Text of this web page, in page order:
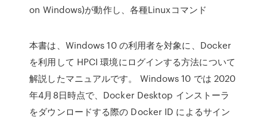
on Windows)が動作し、各種Linuxコマンド
本書は、Windows 10 の利用者を対象に、Docker
を利用して HPCI 環境にログインする方法について
解説したマニュアルです。 Windows 10 では 2020
年4月8日時点で、Docker Desktop インストーラ
をダウンロードする際の Docker ID によるサイン